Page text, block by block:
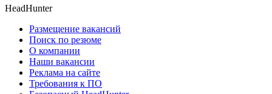
HeadHunter
Размещение вакансий
Поиск по резюме
О компании
Наши вакансии
Реклама на сайте
Требования к ПО